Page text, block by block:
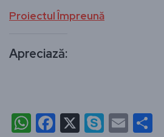
Proiectul Împreună
Apreciază:
WhatsApp
Facebook
X Skype
Email